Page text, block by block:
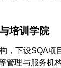
培训学院
，下设SQA
理与服务机